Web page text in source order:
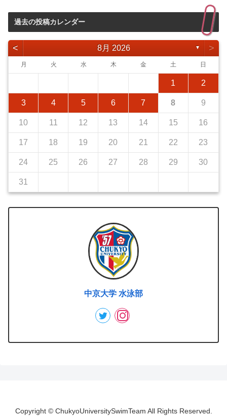
過去の投稿カレンダー
< 8月 2026 ▼ >
月 火 水 木 金 土 日
1 2
3 4 5 6 7 8 9
10 11 12 13 14 15 16
17 18 19 20 21 22 23
24 25 26 27 28 29 30
31
中京大学 水泳部
Copyright © ChukyoUniversitySwimTeam All Rights Reserved.